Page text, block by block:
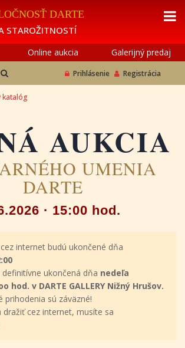
DARTE
STAROŽITNOSTÍ
Online aukcia Galerijný predaj
Prihlásenie Registrácia
katalóg
AUKCIA
UMENIA
DARTE
· 15:00 hod.
internet budú ukončené dňa
definitívne ukončená dňa nedeľa
hod. v DARTE GALLERY Nižný Hrušov.
prihodenia sú záväzné!
cez internet, musíte sa